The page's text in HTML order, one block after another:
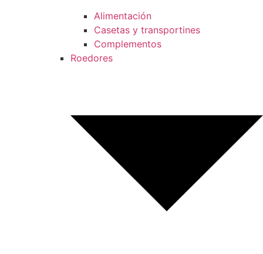
Alimentación
Casetas y transportines
Complementos
Roedores